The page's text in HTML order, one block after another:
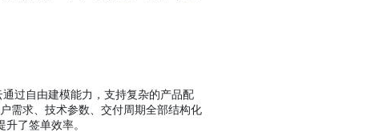
过自由建模能力，支持复杂的产品配
需求、技术参数、交付周期全部结构化
了签单效率。